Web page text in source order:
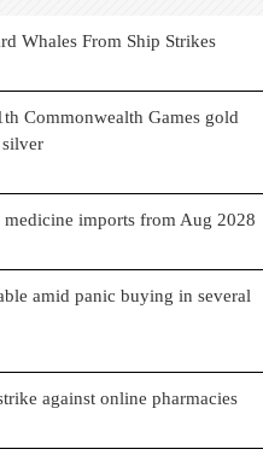
Whales From Ship Strikes
Commonwealth Games gold
imports from Aug 2028
amid panic buying in several
against online pharmacies